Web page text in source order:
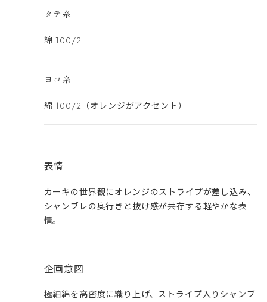
タテ糸
綿 100/2
ヨコ糸
綿 100/2（オレンジがアクセント）
表情
カーキの世界観にオレンジのストライプが差し込み、
シャンブレの奥行きと抜け感が共存する軽やかな表
情。
企画意図
極細綿を高密度に織り上げ、ストライプ入りシャンブ